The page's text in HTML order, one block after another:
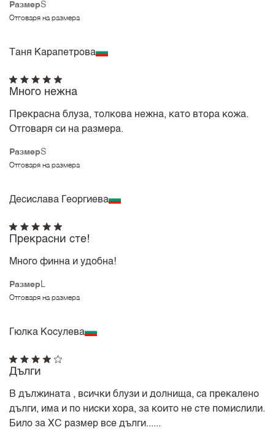
РазмерS
Отговаря на размера
Таня Карапетрова
РазмерS
Отговаря на размера
Много нежна
Прекрасна блуза, толкова нежна, като втора кожа.
Отговаря си на размера.
Десислава Георгиева
Размер L
Отговаря на размера
Прекрасни сте!
Много финна и удобна!
Гюлка Косулева
Дълги
В дължината , всички блузи и долнища, са прекалено
дълги, има и по ниски хора, за които не сте помислили.
Било за ХС размер все дълги......